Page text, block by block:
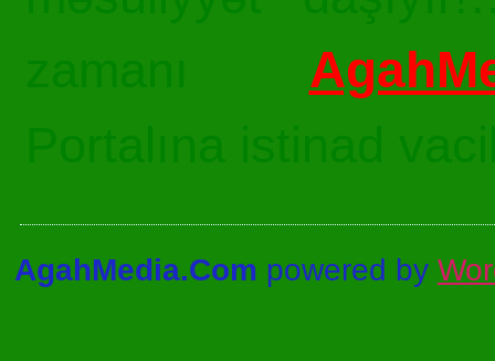
AgahMedia.Com powered by